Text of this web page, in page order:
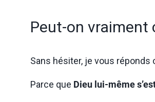
Peut-on vraiment
Sans hésiter, je vous réponds
Parce que Dieu lui-même